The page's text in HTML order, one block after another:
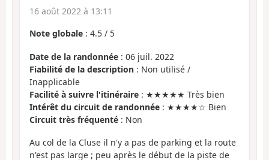
16 août 2022 à 13:11
Note globale : 4.5 / 5
Date de la randonnée : 06 juil. 2022
Fiabilité de la description : Non utilisé /
Inapplicable
Facilité à suivre l'itinéraire : ★★★★★ Très bien
Intérêt du circuit de randonnée : ★★★★☆ Bien
Circuit très fréquenté : Non
Au col de la Cluse il n'y a pas de parking et la route
n'est pas large ; peu après le début de la piste de